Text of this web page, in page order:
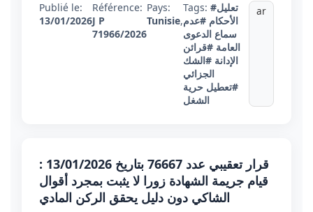
Publié le:
13/01/2026
Référence:
J P
71966/2026
Pays:
Tunisie,
Tags: #تعليل
الأحكام #عدم
سماع الدعوى
العامة #قرائن
الإدانة #الشك
الجزائي
#تعطيل حرية
الشغل
ar
قرار تعقيبي عدد 76667 بتاريخ 13/01/2026 :
قيام جريمة الشهادة زورا لا يثبت بمجرد أقوال
الشاكي دون دليل يحقق الركن المادي